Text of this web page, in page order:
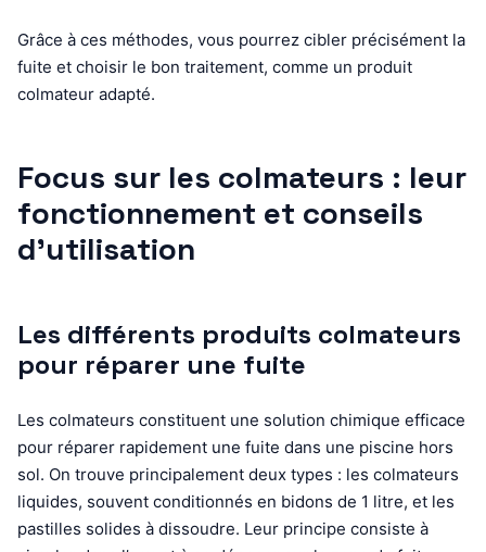
Grâce à ces méthodes, vous pourrez cibler précisément la
fuite et choisir le bon traitement, comme un produit
colmateur adapté.
Focus sur les colmateurs : leur
fonctionnement et conseils
d’utilisation
Les différents produits colmateurs
pour réparer une fuite
Les colmateurs constituent une solution chimique efficace
pour réparer rapidement une fuite dans une piscine hors
sol. On trouve principalement deux types : les colmateurs
liquides, souvent conditionnés en bidons de 1 litre, et les
pastilles solides à dissoudre. Leur principe consiste à